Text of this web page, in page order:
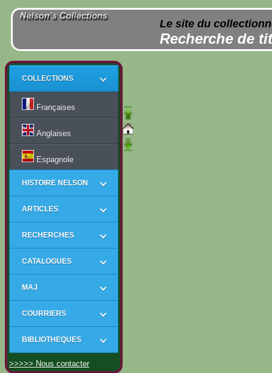
Le site du
Recherche de
COLLECTIONS
Françaises
Anglaises
Espagnole
HISTOIRE NELSON
ARTICLES
RECHERCHES
CATALOGUES
MAJ
COURRIERS
BIBLIOTHEQUES
>>>>> Nous contacter